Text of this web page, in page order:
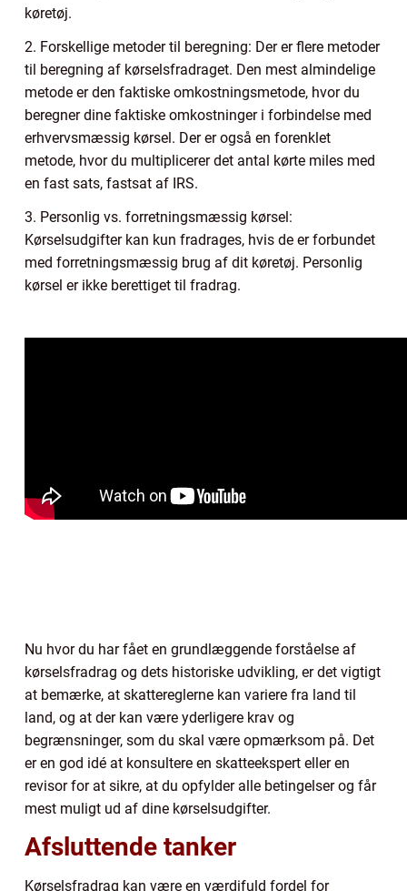
køretøj.
2. Forskellige metoder til beregning: Der er flere metoder
til beregning af kørselsfradraget. Den mest almindelige
metode er den faktiske omkostningsmetode, hvor du
beregner dine faktiske omkostninger i forbindelse med
erhvervsmæssig kørsel. Der er også en forenklet
metode, hvor du multiplicerer det antal kørte miles med
en fast sats, fastsat af IRS.
3. Personlig vs. forretningsmæssig kørsel:
Kørselsudgifter kan kun fradrages, hvis de er forbundet
med forretningsmæssig brug af dit køretøj. Personlig
kørsel er ikke berettiget til fradrag.
Nu hvor du har fået en grundlæggende forståelse af
kørselsfradrag og dets historiske udvikling, er det vigtigt
at bemærke, at skattereglerne kan variere fra land til
land, og at der kan være yderligere krav og
begrænsninger, som du skal være opmærksom på. Det
er en god idé at konsultere en skatteekspert eller en
revisor for at sikre, at du opfylder alle betingelser og får
mest muligt ud af dine kørselsudgifter.
Afsluttende tanker
Kørselsfradrag kan være en værdifuld fordel for